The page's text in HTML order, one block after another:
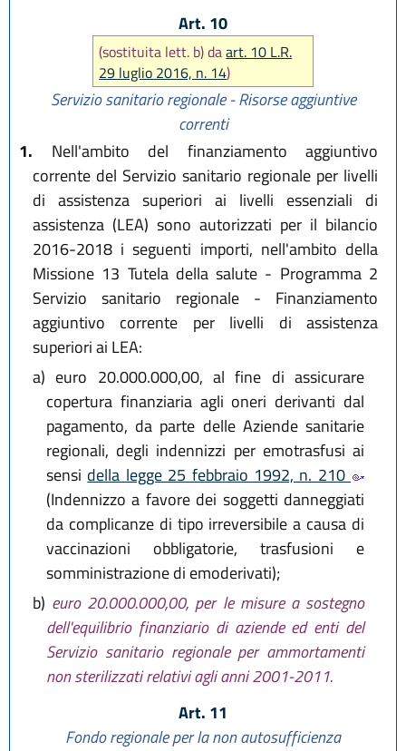
Art. 10
(sostituita lett. b) daart. 10 L.R.
29 luglio 2016, n. 14)
Servizio sanitario regionale - Risorse aggiuntive
correnti
1. Nell'ambito del finanziamento aggiuntivo
corrente del Servizio sanitario regionale per livelli
di assistenza superiori ai livelli essenziali di
assistenza (LEA) sono autorizzati per il bilancio
2016-2018 i seguenti importi, nell'ambito della
Missione 13 Tutela della salute - Programma 2
Servizio sanitario regionale - Finanziamento
aggiuntivo corrente per livelli di assistenza
superiori ai LEA:
a) euro 20.000.000,00, al fine di assicurare
copertura finanziaria agli oneri derivanti dal
pagamento, da parte delle Aziende sanitarie
regionali, degli indennizzi per emotrasfusi ai
sensi della legge 25 febbraio 1992, n. 210
(Indennizzo a favore dei soggetti danneggiati
da complicanze di tipo irreversibile a causa di
vaccinazioni obbligatorie, trasfusioni e
somministrazione di emoderivati);
b) euro 20.000.000,00, per le misure a sostegno
dell'equilibrio finanziario di aziende ed enti del
Servizio sanitario regionale per ammortamenti
non sterilizzati relativi agli anni 2001-2011.
Art. 11
Fondo regionale per la non autosufficienza